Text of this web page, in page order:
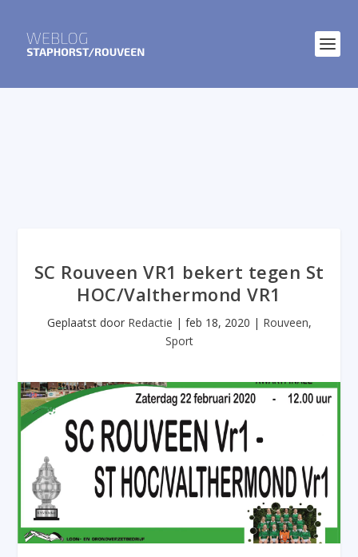
SC Rouveen VR1 bekert tegen St
HOC/Valthermond VR1
Geplaatst door Redactie | feb 18, 2020 | Rouveen,
Sport